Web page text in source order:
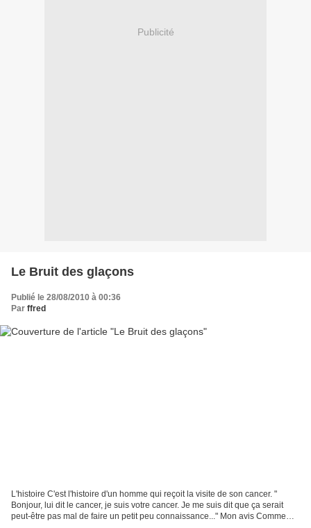
Publicité
Le Bruit des glaçons
Publié le 28/08/2010 à 00:36
Par ffred
L'histoire C'est l'histoire d'un homme qui reçoit la visite de son cancer. "
Bonjour, lui dit le cancer, je suis votre cancer. Je me suis dit que ça serait
peut-être pas mal de faire un petit peu connaissance..." Mon avis Comme